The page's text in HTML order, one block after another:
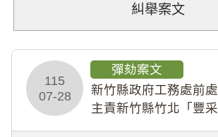
糾舉案文
115
07-28
彈劾案文
新竹縣政府工務處前
主責新竹縣竹北「豐